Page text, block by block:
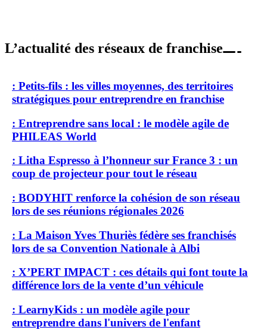
L’actualité des réseaux de franchise
: Petits-fils : les villes moyennes, des territoires
stratégiques pour entreprendre en franchise
: Entreprendre sans local : le modèle agile de
PHILEAS World
: Litha Espresso à l’honneur sur France 3 : un
coup de projecteur pour tout le réseau
: BODYHIT renforce la cohésion de son réseau
lors de ses réunions régionales 2026
: La Maison Yves Thuriès fédère ses franchisés
lors de sa Convention Nationale à Albi
: X’PERT IMPACT : ces détails qui font toute la
différence lors de la vente d’un véhicule
: LearnyKids : un modèle agile pour
entreprendre dans l'univers de l'enfant